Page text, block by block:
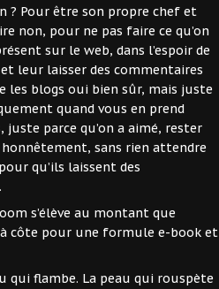
? Pour être son propre chef et
non, pour ne pas faire ce qu’on
sur le web, dans l’espoir de
leur laisser des commentaires
les blogs oui bien sûr, mais juste
quand vous en prend
juste parce qu’on a aimé, rester
sans rien attendre
qu’ils laissent des
s’élève au montant que
côte pour une formule e-book et
qui flambe. La peau qui rouspète